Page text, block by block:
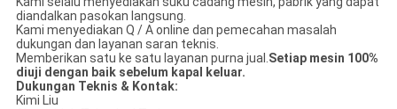
diandalkan pasokan langsung.
Kami menyediakan Q / A online dan pemecahan masalah
dukungan dan layanan saran teknis.
Memberikan satu ke satu layanan purna jual.Setiap mesin 100%
diuji dengan baik sebelum kapal keluar.
Dukungan Teknis & Kontak:
Kimi Liu